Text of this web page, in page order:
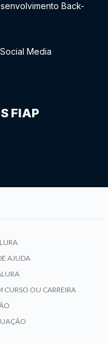
Back-
Social Media
FIAP
AJUDA
CURSO OU CARREIRA